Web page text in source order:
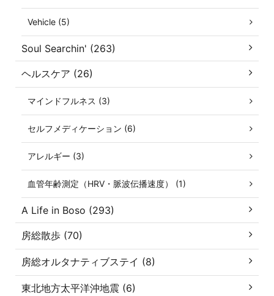
Vehicle (5)
Soul Searchin' (263)
ヘルスケア (26)
マインドフルネス (3)
セルフメディケーション (6)
アレルギー (3)
血管年齢測定（HRV・脈波伝播速度） (1)
A Life in Boso (293)
房総散歩 (70)
房総オルタナティブステイ (8)
東北地方太平洋沖地震 (6)